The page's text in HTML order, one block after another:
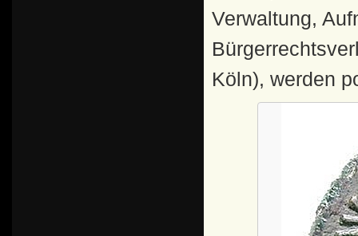
Verwaltung,
Köln), werden